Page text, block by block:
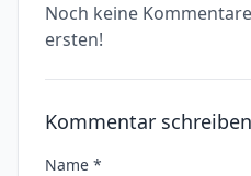
Noch keine
ersten!
Kommentar schreiben
Name *